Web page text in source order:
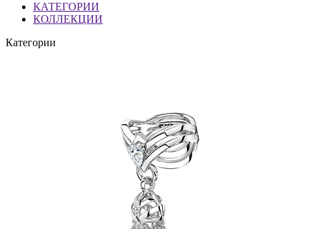
КАТЕГОРИИ
КОЛЛЕКЦИИ
Категории